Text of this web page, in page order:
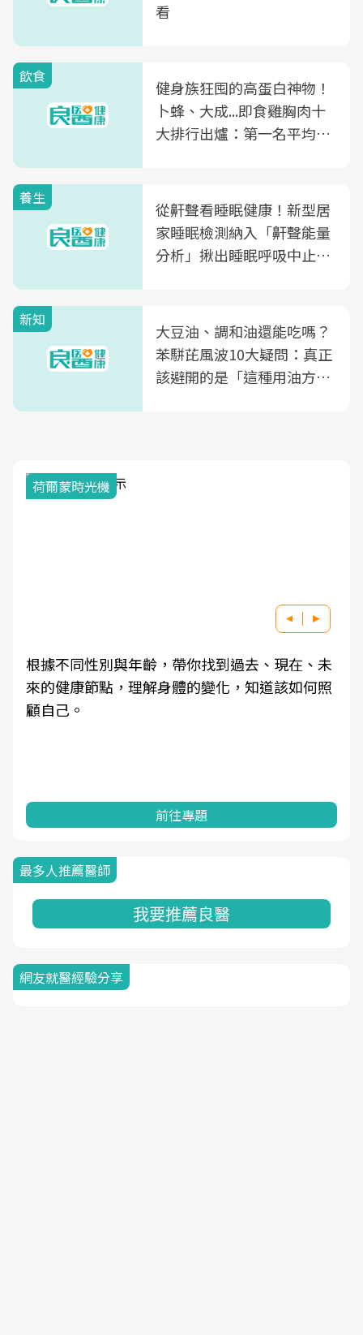
看
飲食
健身族狂囤的高蛋白神物！
卜蜂、大成...即食雞胸肉十
大排行出爐：第一名平均一
養生
從鼾聲看睡眠健康！新型居
家睡眠檢測納入「鼾聲能量
分析」揪出睡眠呼吸中止症
新知
大豆油、調和油還能吃嗎？
苯駢芘風波10大疑問：真正
該避開的是「這種用油方
荷爾蒙時光機
根據不同性別與年齡，帶你找到過去、現在、未
來的健康節點，理解身體的變化，知道該如何照
顧自己。
前往專題
最多人推薦醫師
我要推薦良醫
網友就醫經驗分享